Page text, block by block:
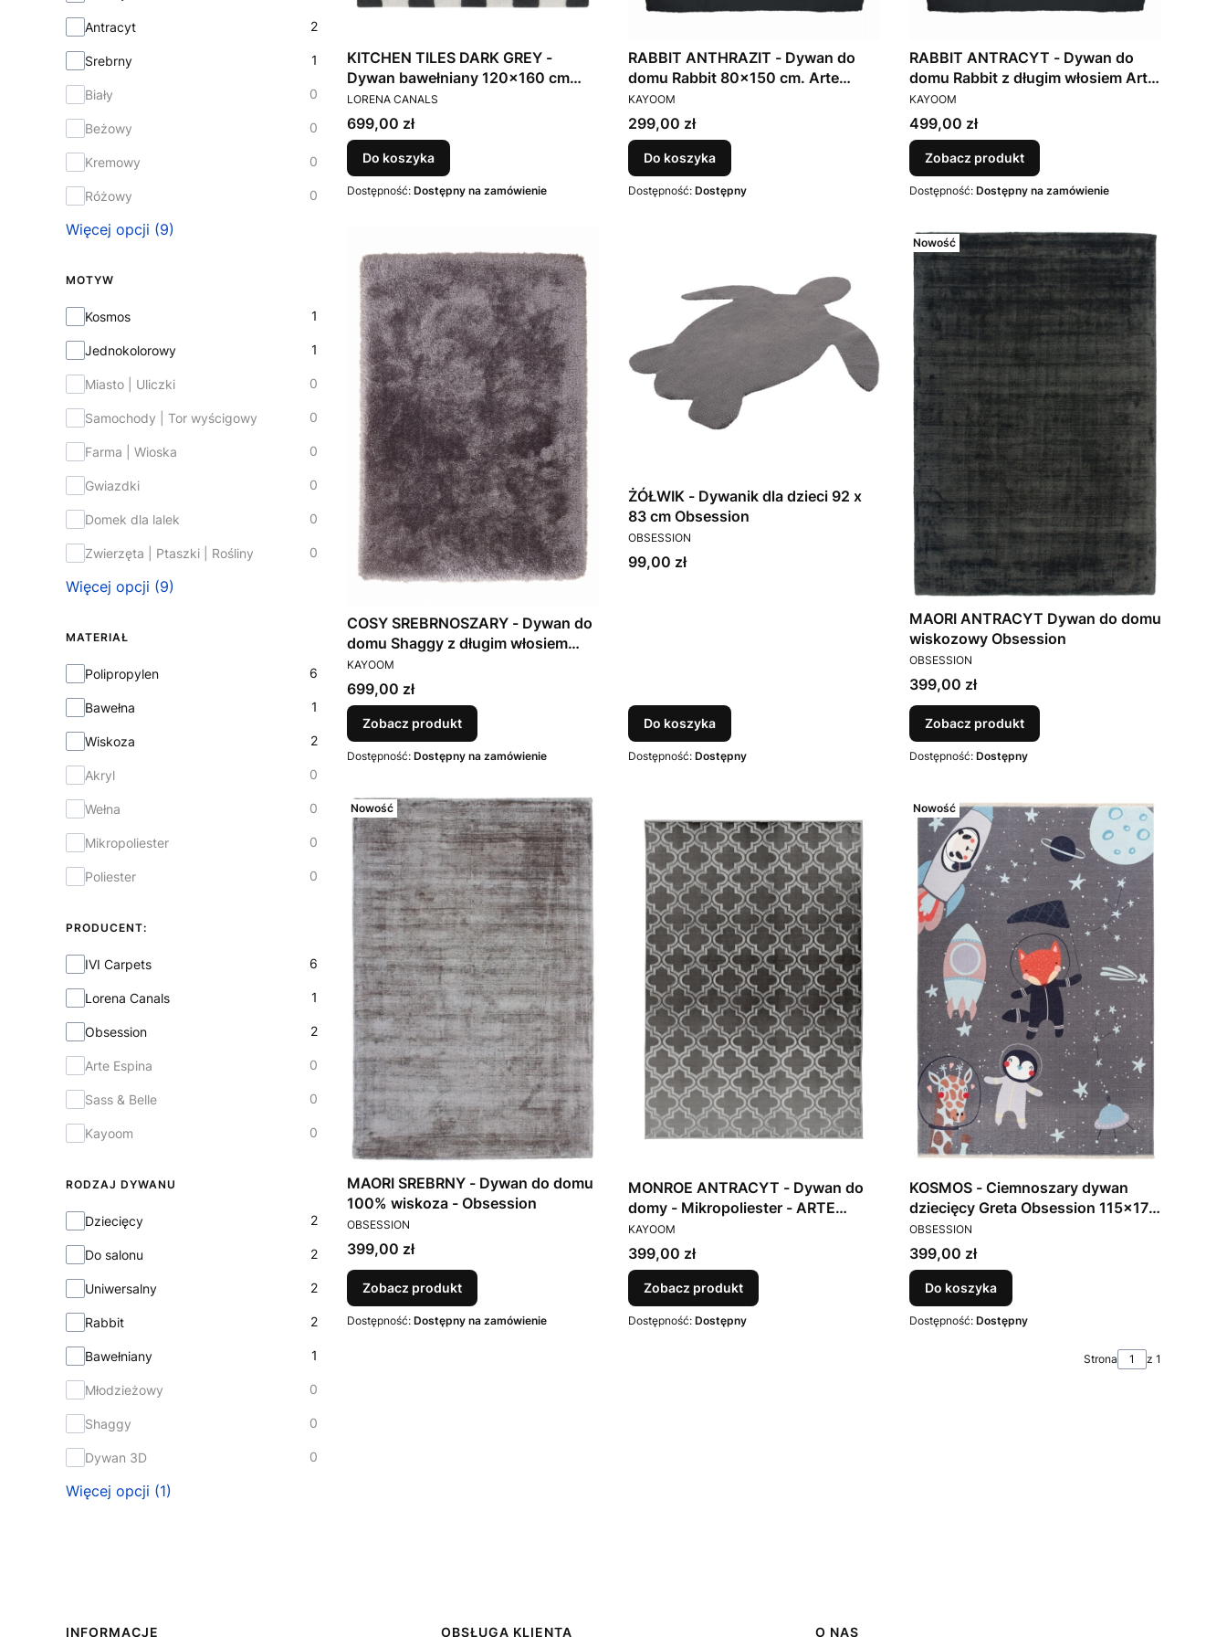
Antracyt 2
Srebrny 1
Biały 0
Beżowy 0
Kremowy 0
Różowy 0
Więcej opcji (9)
MOTYW
Motyw
Kosmos 1
Jednokolorowy 1
Miasto | Uliczki 0
Samochody | Tor wyścigowy 0
Farma | Wioska 0
Gwiazdki 0
Domek dla lalek 0
Zwierzęta | Ptaszki | Rośliny 0
Więcej opcji (9)
MATERIAŁ
Materiał
Polipropylen 6
Bawełna 1
Wiskoza 2
Akryl 0
Wełna 0
Mikropoliester 0
Poliester 0
PRODUCENT:
Producent:
IVI Carpets 6
Lorena Canals 1
Obsession 2
Arte Espina 0
Sass & Belle 0
Kayoom 0
RODZAJ DYWANU
Rodzaj dywanu
Dziecięcy 2
Do salonu 2
Uniwersalny 2
Rabbit 2
Bawełniany 1
Młodzieżowy 0
Shaggy 0
Dywan 3D 0
Więcej opcji (1)
KITCHEN TILES DARK GREY -
Dywan bawełniany 120x160 cm
Lorena Canals
PRODUCENT
LORENA CANALS
Cena
699,00 zł
Do koszyka
Dostępność: Dostępny na zamówienie
RABBIT ANTHRAZIT - Dywan do
domu Rabbit 80x150 cm. Arte
PRODUCENT
KAYOOM
Cena
299,00 zł
Do koszyka
Dostępność: Dostępny
RABBIT ANTRACYT - Dywan do
domu Rabbit z długim włosiem Arte
Espina
PRODUCENT
KAYOOM
Cena
499,00 zł
Zobacz produkt
Dostępność: Dostępny na zamówienie
COSY SREBRNOSZARY - Dywan do
domu Shaggy z długim włosiem
Kayoom
PRODUCENT
KAYOOM
Cena
699,00 zł
Zobacz produkt
Dostępność: Dostępny na zamówienie
ŻÓŁWIK - Dywanik dla dzieci 92 x
83 cm Obsession
PRODUCENT
OBSESSION
Cena
99,00 zł
Do koszyka
Dostępność: Dostępny
Nowość
MAORI ANTRACYT Dywan do domu
wiskozowy Obsession
PRODUCENT
OBSESSION
Cena
399,00 zł
Zobacz produkt
Dostępność: Dostępny
Nowość
MAORI SREBRNY - Dywan do domu
100% wiskoza - Obsession
PRODUCENT
OBSESSION
Cena
399,00 zł
Zobacz produkt
Dostępność: Dostępny na zamówienie
MONROE ANTRACYT - Dywan do
domy - Mikropoliester - ARTE
ESPINA
PRODUCENT
KAYOOM
Cena
399,00 zł
Zobacz produkt
Dostępność: Dostępny
Nowość
KOSMOS - Ciemnoszary dywan
dziecięcy Greta Obsession 115x170
cm.
PRODUCENT
OBSESSION
Cena
399,00 zł
Do koszyka
Dostępność: Dostępny
Strona z 1
INFORMACJE OBSŁUGA KLIENTA O NAS